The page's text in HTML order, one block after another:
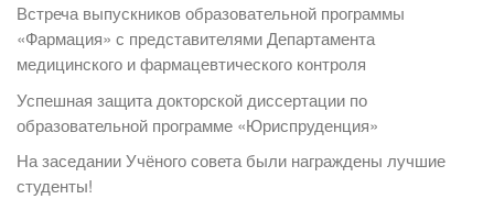
Встреча выпускников образовательной программы
«Фармация» с представителями Департамента
медицинского и фармацевтического контроля
Успешная защита докторской диссертации по
образовательной программе «Юриспруденция»
На заседании Учёного совета были награждены лучшие
студенты!